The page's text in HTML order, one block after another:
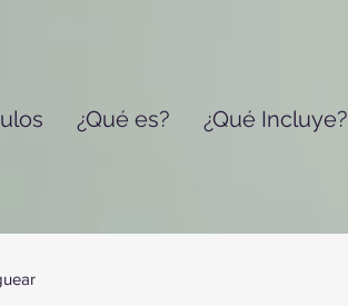
¿Qué es? ¿Qué Incluye?